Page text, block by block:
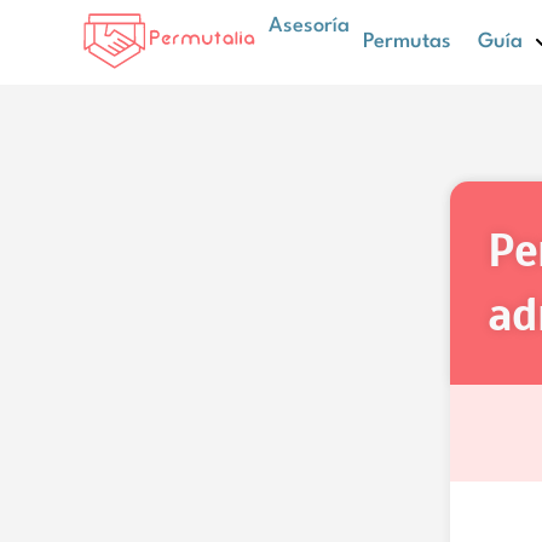
Asesoría
Permutas Guía
permuta de administrativo